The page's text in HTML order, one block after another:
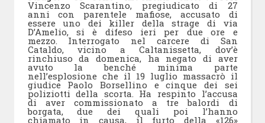
Vincenzo Scarantino, pregiudicato di 27
anni con parentele mafiose, accusato di
essere uno dei killer della strage di via
D’Amelio, si è difeso ieri per due ore e
mezzo. Interrogato nel carcere di San
Cataldo, vicino a Caltanissetta, dov’è
rinchiuso da domenica, ha negato di aver
avuto la benché minima parte
nell’esplosione che il 19 luglio massacrò il
giudice Paolo Borsellino e cinque dei sei
poliziotti della scorta. Ha respinto l’accusa
di aver commissionato a tre balordi di
borgata, due dei quali poi l’hanno
chiamato in causa, il furto della «126»